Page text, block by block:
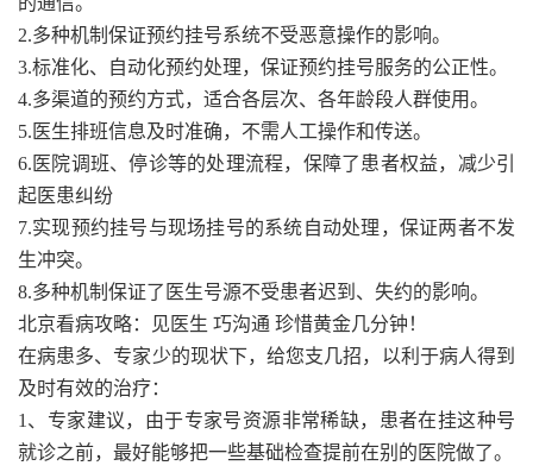
2.多种机制保证预约挂号系统不受恶意操作的影响。
3.标准化、自动化预约处理，保证预约挂号服务的公正性。
4.多渠道的预约方式，适合各层次、各年龄段人群使用。
5.医生排班信息及时准确，不需人工操作和传送。
6.医院调班、停诊等的处理流程，保障了患者权益，减少引
起医患纠纷
7.实现预约挂号与现场挂号的系统自动处理，保证两者不发
生冲突。
8.多种机制保证了医生号源不受患者迟到、失约的影响。
北京看病攻略：见医生 巧沟通 珍惜黄金几分钟！
在病患多、专家少的现状下，给您支几招，以利于病人得到
及时有效的治疗：
1、专家建议，由于专家号资源非常稀缺，患者在挂这种号
就诊之前，最好能够把一些基础检查提前在别的医院做了。